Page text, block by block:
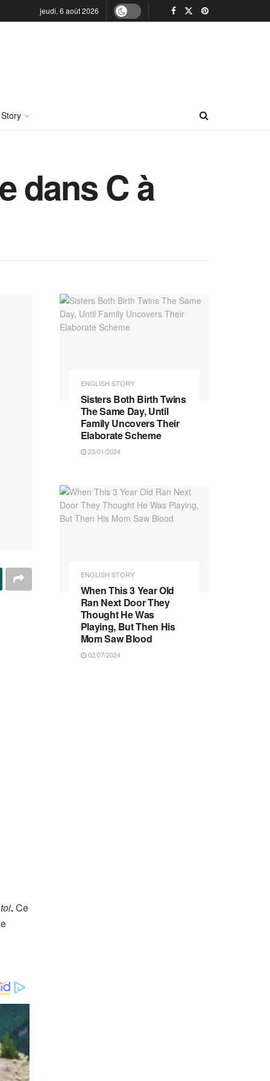
jeudi, 6 août 2026
dans C à
.Ce
ENGLISH STORY
Sisters Both Birth Twins
The Same Day, Until
Family Uncovers Their
Elaborate Scheme
23/01/2024
ENGLISH STORY
When This 3 Year Old
Ran Next Door They
Thought He Was
Playing, But Then His
Mom Saw Blood
02/07/2024